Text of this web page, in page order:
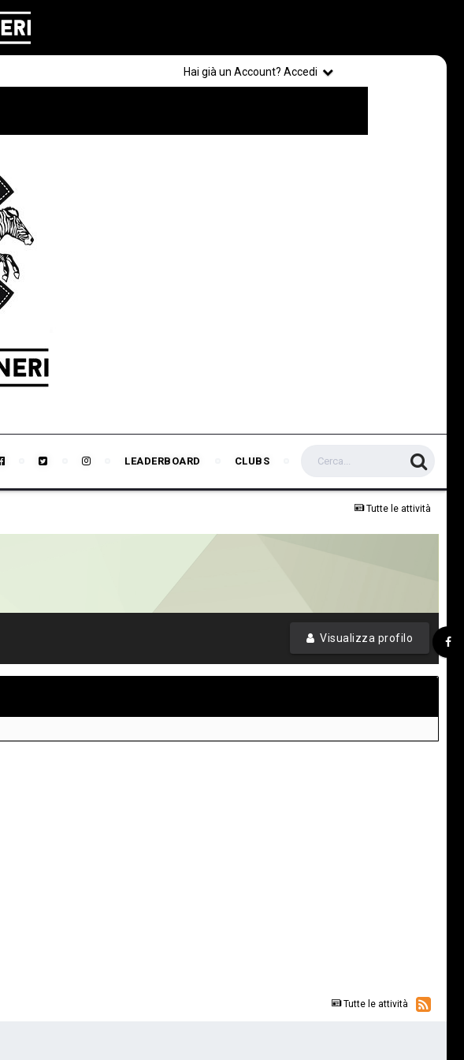
Hai già un Account? Accedi
LEADERBOARD CLUBS
Tutte le attività
Visualizza profilo
Tutte le attività